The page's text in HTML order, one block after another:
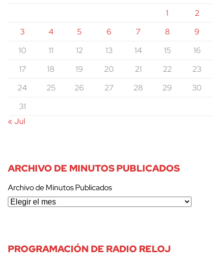
1
2
3
4 5 6 7 8
9
10
11 12 13 14 15
16
17
18 19 20 21 22
23
24
25 26 27 28 29
30
31
« Jul
ARCHIVO DE MINUTOS PUBLICADOS
Archivo de Minutos Publicados
PROGRAMACIÓN DE RADIO RELOJ